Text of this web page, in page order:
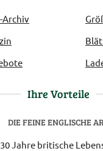
Archiv
Ihre Vorteile
DIE FEINE ENGLISCHE
30 Jahre britische